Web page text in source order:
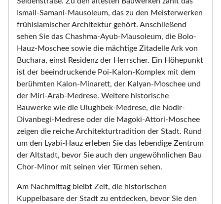
Ismail-Samani-Mausoleum, das zu den Meisterwerken
frühislamischer Architektur gehört. Anschließend
sehen Sie das Chashma-Ayub-Mausoleum, die Bolo-
Hauz-Moschee sowie die mächtige Zitadelle Ark von
Buchara, einst Residenz der Herrscher. Ein Höhepunkt
ist der beeindruckende Poi-Kalon-Komplex mit dem
berühmten Kalon-Minarett, der Kalyan-Moschee und
der Miri-Arab-Medrese. Weitere historische
Bauwerke wie die Ulughbek-Medrese, die Nodir-
Divanbegi-Medrese oder die Magoki-Attori-Moschee
zeigen die reiche Architekturtradition der Stadt. Rund
um den Lyabi-Hauz erleben Sie das lebendige Zentrum
der Altstadt, bevor Sie auch den ungewöhnlichen Bau
Chor-Minor mit seinen vier Türmen sehen.
Am Nachmittag bleibt Zeit, die historischen
Kuppelbasare der Stadt zu entdecken, bevor Sie den